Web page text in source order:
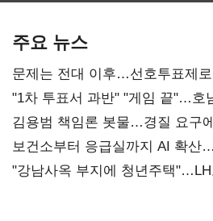
주요 뉴스
문제는 전대 이후…선호투표제
불복'
"1차 투표서 과반" "게임 끝"…호
김용범 책임론 봇물…경질 요구
보건소부터 응급실까지 AI 확산
"강남사옥 부지에 청년주택